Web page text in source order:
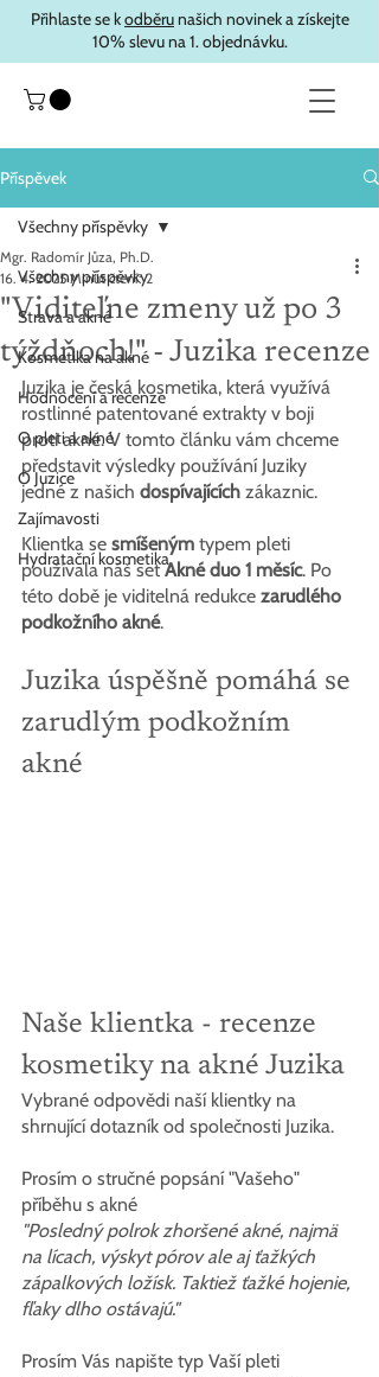
Přihlaste se kodběrunašich novinek a získejte
10% slevu na 1. objednávku.
Příspěvek
Všechny příspěvky
Strava a akné
Kosmetika na akné
Hodnocení a recenze
O pleti a akné
O Juzice
Zajímavosti
Hydratační kosmetika
Všechny příspěvky
"Viditeľne zmeny už po 3
týždňoch!" - Juzika recenze
Mgr. Radomír Jůza, Ph.D.
16. 4. 2025 Minut čtení: 2
Juzika je česká kosmetika, která využívá
rostlinné patentované extrakty v boji
proti akné. V tomto článku vám chceme
představit výsledky používání Juziky
jedné z našich dospívajících zákaznic.
Klientka se smíšeným typem pleti
používala náš set Akné duo 1 měsíc. Po
této době je viditelná redukce zarudlého
podkožního akné.
Juzika úspěšně pomáhá se
zarudlým podkožním
akné
Naše klientka - recenze
kosmetiky na akné Juzika
Vybrané odpovědi naší klientky na
shrnující dotazník od společnosti Juzika.
Prosím o stručné popsání "Vašeho"
příběhu s akné
"Posledný polrok zhoršené akné, najmä
na lícach, výskyt pórov ale aj ťažkých
zápalkových ložísk. Taktiež ťažké hojenie,
fľaky dlho ostávajú."
Prosím Vás napište typ Vaší pleti